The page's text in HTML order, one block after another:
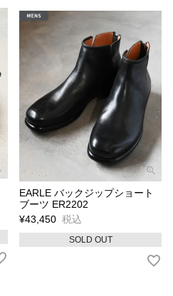
EARLE バックジップショート
ブーツ ER2202
¥43,450 税込
SOLD OUT